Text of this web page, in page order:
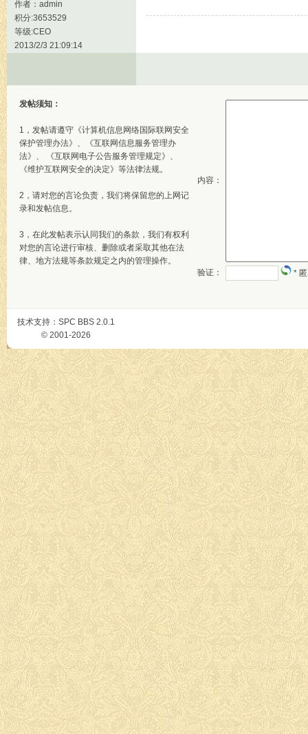
作者： admin
积分:3653529
等级:CEO
2013/2/3 21:09:14
发帖须知：
1，发帖请遵守《计算机信息网络国际联网安全
保护管理办法》、《互联网信息服务管理办
法》、 《互联网电子公告服务管理规定》、
《维护互联网安全的决定》等法律法规。
2，请对您的言论负责，我们将保留您的上网记
录和发帖信息。
3，在此发帖表示认同我们的条款，我们有权利
对您的言论进行审核、删除或者采取其他在法
律、地方法规等条款规定之内的管理操作。
内容：
验证： *
技术支持： SPC BBS 2.0.1
© 2001-2026